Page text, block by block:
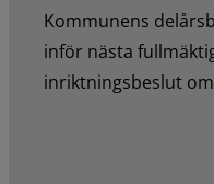
Kommunens
inför nästa
inriktningsbeslut om